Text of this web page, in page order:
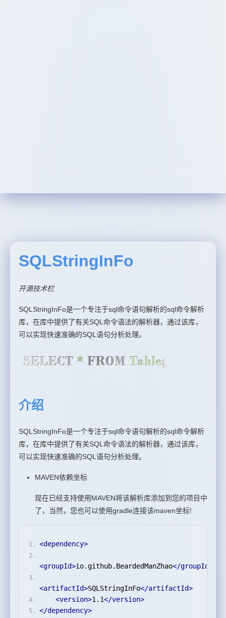
SQLStringInFo
开源技术栏
SQLStringInFo是一个专注于sql命令语句解析的sql命令解析
库，在库中提供了有关SQL命令语法的解析器，通过该库，
可以实现快速准确的SQL语句分析处理。
介绍
SQLStringInFo是一个专注于sql命令语句解析的sql命令解析
库，在库中提供了有关SQL命令语法的解析器，通过该库，
可以实现快速准确的SQL语句分析处理。
MAVEN依赖坐标
现在已经支持使用MAVEN将该解析库添加到您的项目中
了，当然，您也可以使用gradle连接该maven坐标!
<dependency>
<groupId>io.github.BeardedManZhao</groupId>
<artifactId>SQLStringInFo</artifactId>
<version>1.1</version>
</dependency>